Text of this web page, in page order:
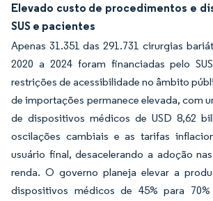
Elevado custo de procedimentos e
SUS e pacientes
Apenas 31.351 das 291.731 cirurgias
2020 a 2024 foram financiadas pelo
restrições de acessibilidade no âmbito
de importações permanece elevada, com
de dispositivos médicos de USD 8,62
oscilações cambiais e as tarifas
usuário final, desacelerando a adoção
renda. O governo planeja elevar a
dispositivos médicos de 45% para